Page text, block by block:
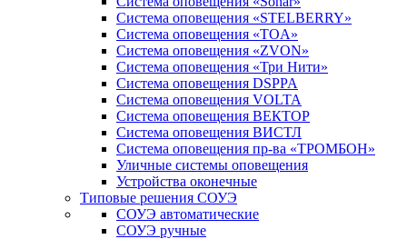
Система оповещения «STELBERRY»
Система оповещения «TOA»
Система оповещения «ZVON»
Система оповещения «Три Нити»
Система оповещения DSPPA
Система оповещения VOLTA
Система оповещения ВЕКТОР
Система оповещения ВИСТЛ
Система оповещения пр-ва «ТРОМБОН»
Уличные системы оповещения
Устройства оконечные
Типовые решения СОУЭ
СОУЭ автоматические
СОУЭ ручные